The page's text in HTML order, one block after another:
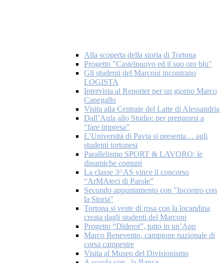
Alla scoperta della storia di Tortona
Progetto "Castelnuovo ed il suo oro blu"
Gli studenti del Marconi incontrano
LOGISTA
Intervista al Reporter per un giorno Marco
Canegallo
Visita alla Centrale del Latte di Alessandria
Dall’Aula allo Studio: per prepararsi a
“fare impresa”
L’Università di Pavia si presenta… agli
studenti tortonesi
Parallelismo SPORT & LAVORO: le
dinamiche comuni
La classe 3^AS vince il concorso
“ArMAteci di Parole”
Secondo appuntamento con "Incontro con
la Storia"
Tortona si veste di rosa con la locandina
creata dagli studenti del Marconi
Progetto “Diderot”, tutto in un’App
Marco Benevento, campione nazionale di
corsa campestre
Visita al Museo del Divisionismo